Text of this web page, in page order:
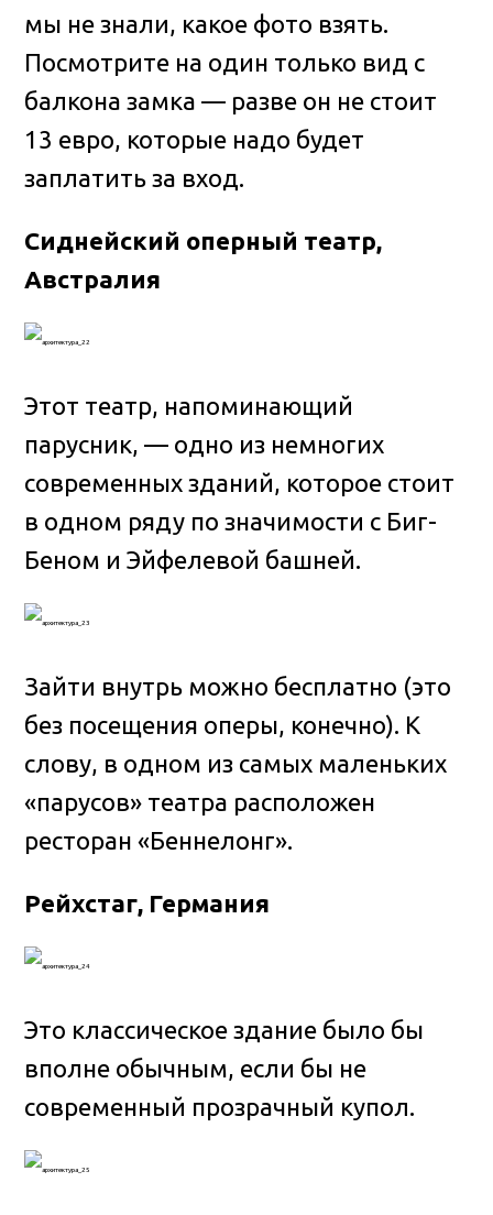
мы не знали, какое фото взять.
Посмотрите на один только вид с
балкона замка — разве он не стоит
13 евро, которые надо будет
заплатить за вход.
Сиднейский оперный театр,
Австралия
Этот театр, напоминающий
парусник, — одно из немногих
современных зданий, которое стоит
в одном ряду по значимости с Биг-
Беном и Эйфелевой башней.
Зайти внутрь можно бесплатно (это
без посещения оперы, конечно). К
слову, в одном из самых маленьких
«парусов» театра расположен
ресторан «Беннелонг».
Рейхстаг, Германия
Это классическое здание было бы
вполне обычным, если бы не
современный прозрачный купол.